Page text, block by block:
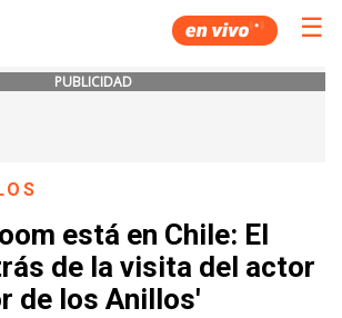
☰
PUBLICIDAD
está en Chile: El
de la visita del actor
de los Anillos'